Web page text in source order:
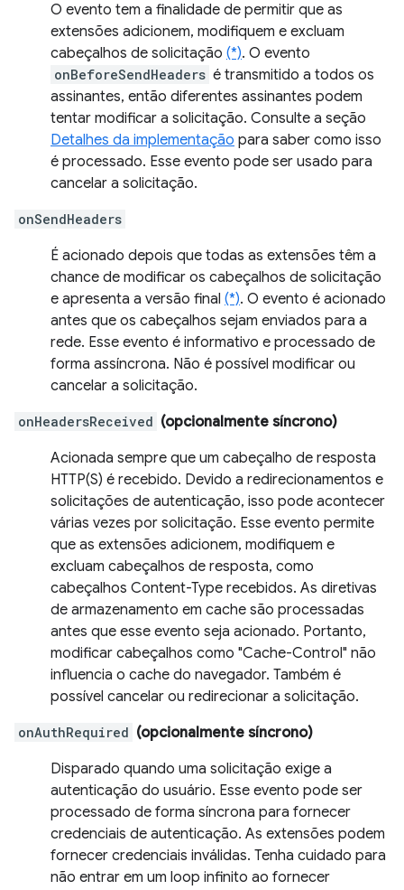
O evento tem a finalidade de permitir que as
extensões adicionem, modifiquem e excluam
cabeçalhos de solicitação (*). O evento
onBeforeSendHeaders é transmitido a todos os
assinantes, então diferentes assinantes podem
tentar modificar a solicitação. Consulte a seção
Detalhes da implementação para saber como isso
é processado. Esse evento pode ser usado para
cancelar a solicitação.
onSendHeaders
É acionado depois que todas as extensões têm a
chance de modificar os cabeçalhos de solicitação
e apresenta a versão final (*). O evento é acionado
antes que os cabeçalhos sejam enviados para a
rede. Esse evento é informativo e processado de
forma assíncrona. Não é possível modificar ou
cancelar a solicitação.
onHeadersReceived (opcionalmente síncrono)
Acionada sempre que um cabeçalho de resposta
HTTP(S) é recebido. Devido a redirecionamentos e
solicitações de autenticação, isso pode acontecer
várias vezes por solicitação. Esse evento permite
que as extensões adicionem, modifiquem e
excluam cabeçalhos de resposta, como
cabeçalhos Content-Type recebidos. As diretivas
de armazenamento em cache são processadas
antes que esse evento seja acionado. Portanto,
modificar cabeçalhos como "Cache-Control" não
influencia o cache do navegador. Também é
possível cancelar ou redirecionar a solicitação.
onAuthRequired (opcionalmente síncrono)
Disparado quando uma solicitação exige a
autenticação do usuário. Esse evento pode ser
processado de forma síncrona para fornecer
credenciais de autenticação. As extensões podem
fornecer credenciais inválidas. Tenha cuidado para
não entrar em um loop infinito ao fornecer